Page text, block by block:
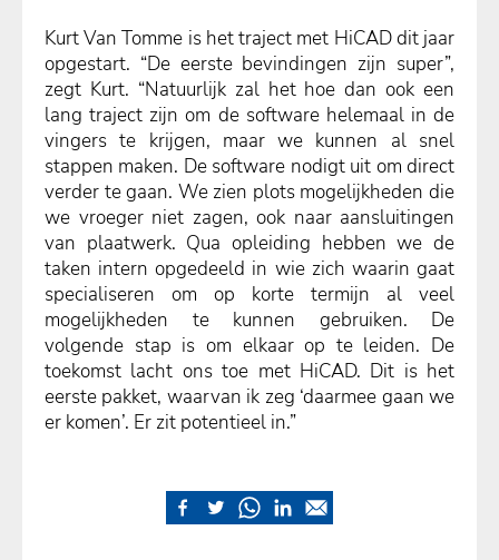
Kurt Van Tomme is het traject met HiCAD dit jaar
opgestart. “De eerste bevindingen zijn super”,
zegt Kurt. “Natuurlijk zal het hoe dan ook een
lang traject zijn om de software helemaal in de
vingers te krijgen, maar we kunnen al snel
stappen maken. De software nodigt uit om direct
verder te gaan. We zien plots mogelijkheden die
we vroeger niet zagen, ook naar aansluitingen
van plaatwerk. Qua opleiding hebben we de
taken intern opgedeeld in wie zich waarin gaat
specialiseren om op korte termijn al veel
mogelijkheden te kunnen gebruiken. De
volgende stap is om elkaar op te leiden. De
toekomst lacht ons toe met HiCAD. Dit is het
eerste pakket, waarvan ik zeg ‘daarmee gaan we
er komen’. Er zit potentieel in.”